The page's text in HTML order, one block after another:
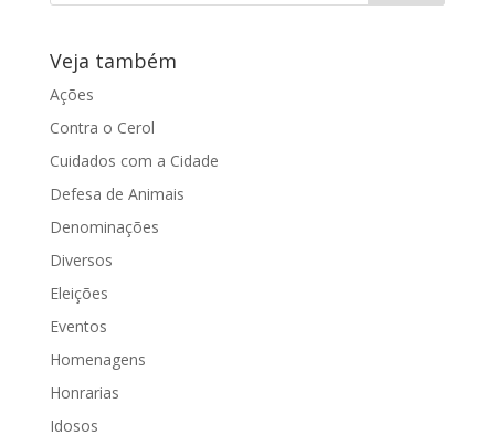
Partido Progressista - PP, na tarde
Veja também
Ações
Contra o Cerol
Cuidados com a Cidade
Defesa de Animais
Denominações
Diversos
Eleições
Eventos
Homenagens
Honrarias
Idosos